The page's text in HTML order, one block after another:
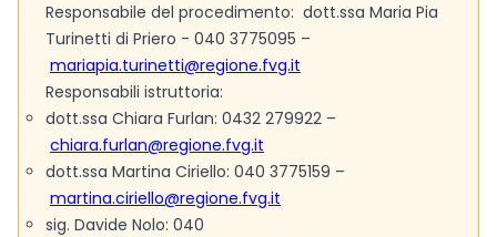
Responsabile del procedimento: dott.ssa Maria Pia
Turinetti di Priero - 040 3775095 –
mariapia.turinetti@regione.fvg.it
Responsabili istruttoria:
dott.ssa Chiara Furlan: 0432 279922 –
chiara.furlan@regione.fvg.it
dott.ssa Martina Ciriello: 040 3775159 –
martina.ciriello@regione.fvg.it
sig. Davide Nolo: 040